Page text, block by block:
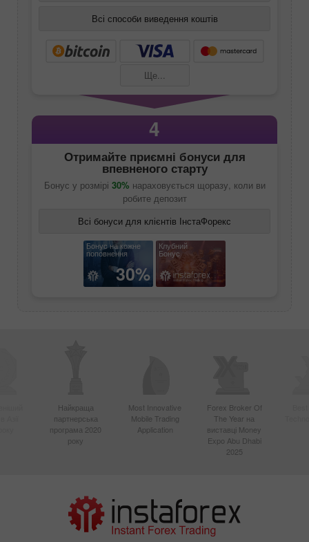
Всі способи виведення коштів
Ще...
4
Отримайте приємні бонуси для
впевненого старту
Бонус у розмірі 30% нараховується щоразу, коли ви
робите депозит
Всі бонуси для клієнтів ІнстаФорекс
Бонус на кожне
поповнення
30%
Клубний
Бонус
Найкраща
партнерська
програма 2020
року
Most Innovative
Mobile Trading
Application
Forex Broker Of
The Year на
виставці Money
Expo Abu Dhabi
2025